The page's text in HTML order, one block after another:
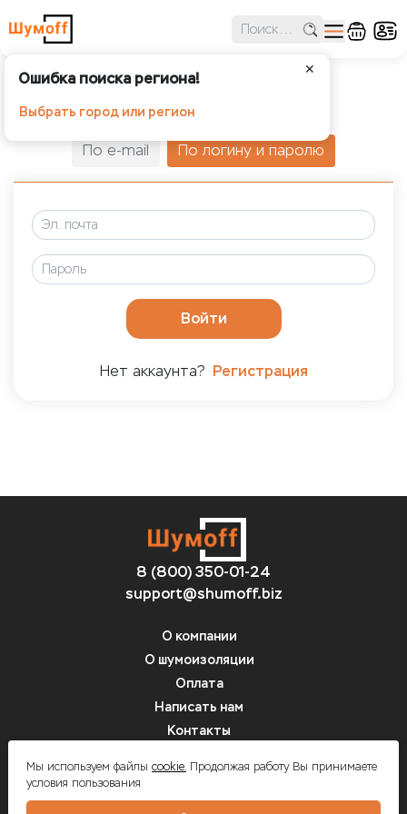
✕
Ошибка поиска региона!
Выбрать город или регион
Авторизация
По e-mail По логину и паролю
Войти
Нет аккаунта? Регистрация
8 (800) 350-01-24
support@shumoff.biz
О компании
О шумоизоляции
Оплата
Написать нам
Контакты
Шумоff - шумоизоляция автомобилей
Мы используем файлы cookie.Продолжая работу Вы принимаете
условия пользования